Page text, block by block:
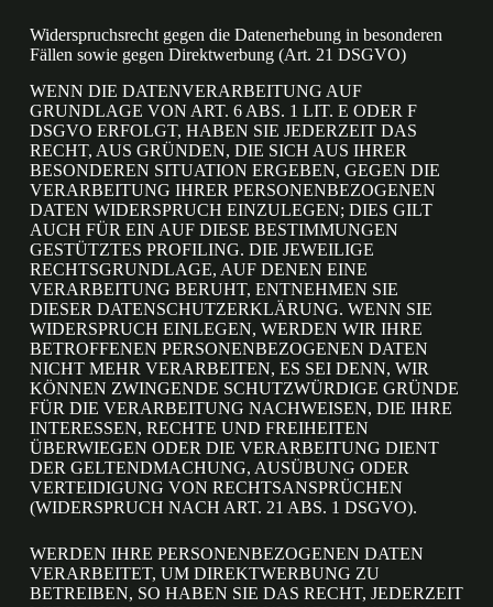
Widerspruchsrecht gegen die Datenerhebung in besonderen
Fällen sowie gegen Direktwerbung (Art. 21 DSGVO)
WENN DIE DATENVERARBEITUNG AUF
GRUNDLAGE VON ART. 6 ABS. 1 LIT. E ODER F
DSGVO ERFOLGT, HABEN SIE JEDERZEIT DAS
RECHT, AUS GRÜNDEN, DIE SICH AUS IHRER
BESONDEREN SITUATION ERGEBEN, GEGEN DIE
VERARBEITUNG IHRER PERSONENBEZOGENEN
DATEN WIDERSPRUCH EINZULEGEN; DIES GILT
AUCH FÜR EIN AUF DIESE BESTIMMUNGEN
GESTÜTZTES PROFILING. DIE JEWEILIGE
RECHTSGRUNDLAGE, AUF DENEN EINE
VERARBEITUNG BERUHT, ENTNEHMEN SIE
DIESER DATENSCHUTZERKLÄRUNG. WENN SIE
WIDERSPRUCH EINLEGEN, WERDEN WIR IHRE
BETROFFENEN PERSONENBEZOGENEN DATEN
NICHT MEHR VERARBEITEN, ES SEI DENN, WIR
KÖNNEN ZWINGENDE SCHUTZWÜRDIGE GRÜNDE
FÜR DIE VERARBEITUNG NACHWEISEN, DIE IHRE
INTERESSEN, RECHTE UND FREIHEITEN
ÜBERWIEGEN ODER DIE VERARBEITUNG DIENT
DER GELTENDMACHUNG, AUSÜBUNG ODER
VERTEIDIGUNG VON RECHTSANSPRÜCHEN
(WIDERSPRUCH NACH ART. 21 ABS. 1 DSGVO).
WERDEN IHRE PERSONENBEZOGENEN DATEN
VERARBEITET, UM DIREKTWERBUNG ZU
BETREIBEN, SO HABEN SIE DAS RECHT, JEDERZEIT